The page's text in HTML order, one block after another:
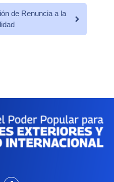
de Renuncia a la